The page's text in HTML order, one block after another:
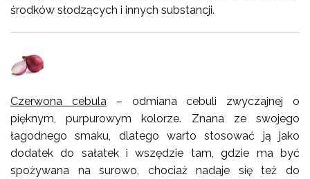
środków słodzących i innych substancji.
Czerwona cebula – odmiana cebuli zwyczajnej o
pięknym, purpurowym kolorze. Znana ze swojego
łagodnego smaku, dlatego warto stosować ją jako
dodatek do sałatek i wszędzie tam, gdzie ma być
spożywana na surowo, chociaż nadaje się też do